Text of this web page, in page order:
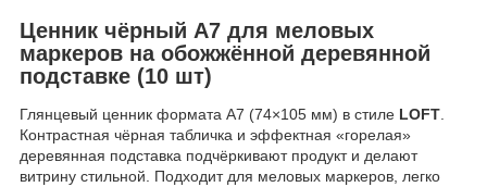
Ценник чёрный А7 для меловых
маркеров на обожжённой деревянной
подставке (10 шт)
Глянцевый ценник формата А7 (74×105 мм) в стиле LOFT.
Контрастная чёрная табличка и эффектная «горелая»
деревянная подставка подчёркивают продукт и делают
витрину стильной. Подходит для меловых маркеров, легко